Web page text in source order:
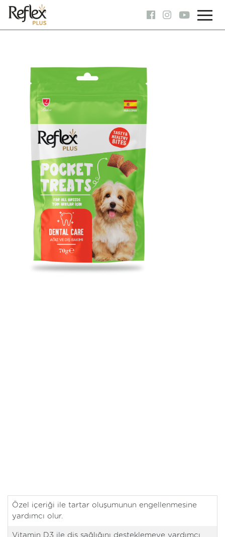
Özel içeriği ile tartar oluşumunun engellenmesine
yardımcı olur.
Vitamin D3 ile diş sağlığını desteklemeye yardımcı